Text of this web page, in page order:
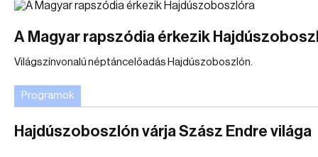
A Magyar rapszódia érkezik
Világszínvonalú néptáncelőadás Hajdúszoboszlón.
Programok
Hajdúszoboszlón várja Szász Endre világa